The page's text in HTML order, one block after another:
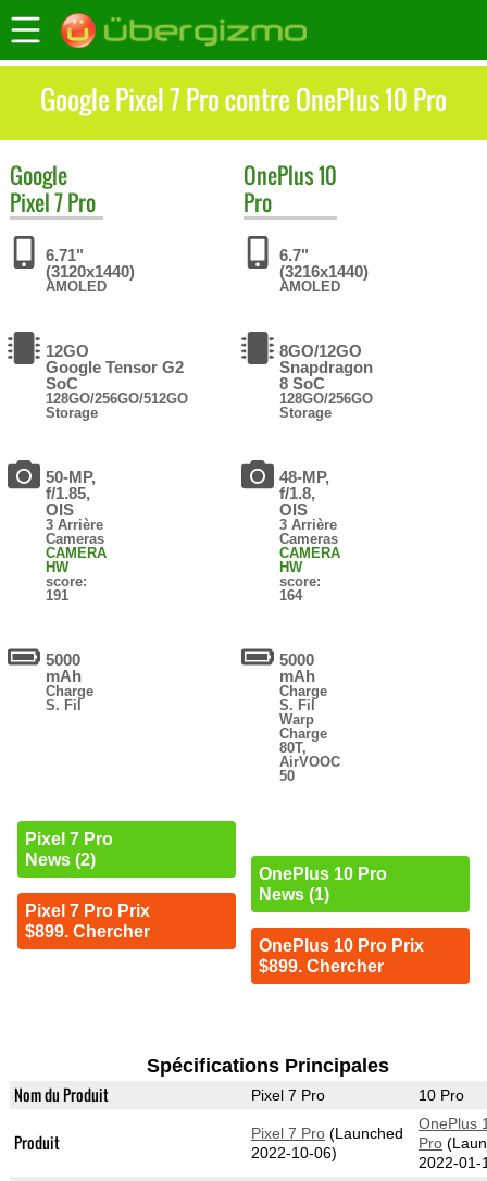
Google Pixel 7 Pro contre OnePlus 10 Pro
Google
Pixel 7 Pro
6.71"
(3120x1440)
AMOLED
12GO
Google Tensor G2
SoC
128GO/256GO/512GO
Storage
50-MP,
f/1.85,
OIS
3 Arrière
Cameras
CAMERA
HW
score:
191
5000
mAh
Charge
S. Fil
Pixel 7 Pro
News (2)
Pixel 7 Pro Prix
$899. Chercher
OnePlus10
Pro
6.7"
(3216x1440)
AMOLED
8GO/12GO
Snapdragon
8 SoC
128GO/256GO
Storage
48-MP,
f/1.8,
OIS
3 Arrière
Cameras
CAMERA
HW
score:
164
5000
mAh
Charge
S. Fil
Warp
Charge
80T,
AirVOOC
50
OnePlus 10 Pro
News (1)
OnePlus 10 Pro Prix
$899. Chercher
Spécifications Principales
Nom du Produit Pixel 7 Pro 10 Pro
Produit Pixel 7 Pro(Launched
2022-10-06)
OnePlus
Pro
2022-01-